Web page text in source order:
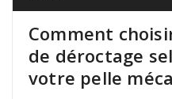
Comment
de déroctage
votre pelle